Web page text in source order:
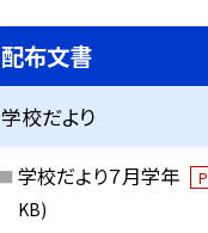
配布文書
学校だより
学校だより７月学年
KB)